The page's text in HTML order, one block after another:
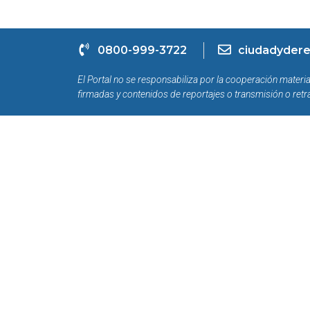
0800-999-3722
El Portal no se responsabiliza por la cooperación
firmadas y contenidos de reportajes o transmisión o